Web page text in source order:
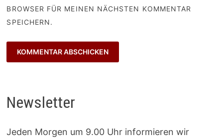
BROWSER FÜR MEINEN NÄCHSTEN KOMMENTAR
SPEICHERN.
Newsletter
Jeden Morgen um 9.00 Uhr informieren wir